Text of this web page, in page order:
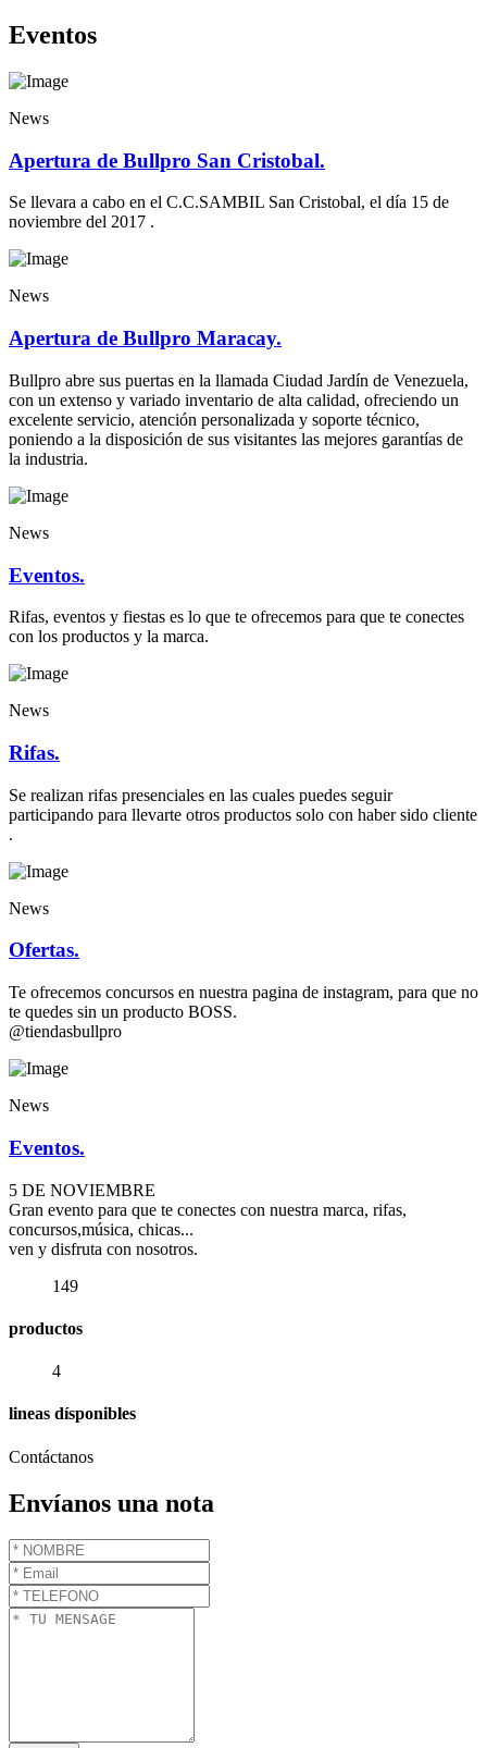
Eventos
News
Apertura de Bullpro San Cristobal.
Se llevara a cabo en el C.C.SAMBIL San Cristobal, el día 15 de
noviembre del 2017 .
News
Apertura de Bullpro Maracay.
Bullpro abre sus puertas en la llamada Ciudad Jardín de Venezuela,
con un extenso y variado inventario de alta calidad, ofreciendo un
excelente servicio, atención personalizada y soporte técnico,
poniendo a la disposición de sus visitantes las mejores garantías de
la industria.
News
Eventos.
Rifas, eventos y fiestas es lo que te ofrecemos para que te conectes
con los productos y la marca.
News
Rifas.
Se realizan rifas presenciales en las cuales puedes seguir
participando para llevarte otros productos solo con haber sido cliente
.
News
Ofertas.
Te ofrecemos concursos en nuestra pagina de instagram, para que no
te quedes sin un producto BOSS.
@tiendasbullpro
News
Eventos.
5 DE NOVIEMBRE
Gran evento para que te conectes con nuestra marca, rifas,
concursos,música, chicas...
ven y disfruta con nosotros.
149
productos
4
lineas dísponibles
Contáctanos
Envíanos una nota